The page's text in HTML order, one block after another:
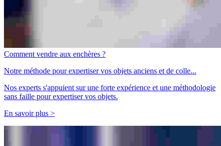
Comment vendre aux enchères ?
Notre méthode pour expertiser vos objets anciens et de colle...
Nos experts s'appuient sur une forte expérience et une méthodologie
sans faille pour expertiser vos objets.
En savoir plus >